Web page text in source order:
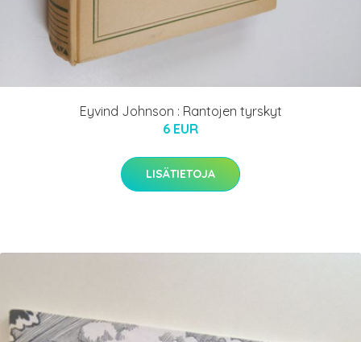
Eyvind Johnson : Rantojen tyrskyt
6 EUR
LISÄTIETOJA